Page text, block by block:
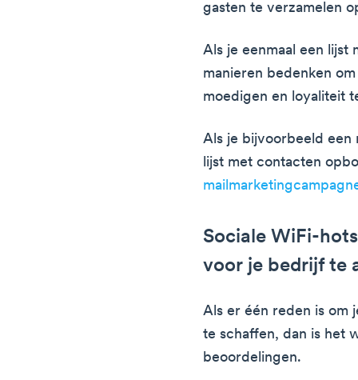
gasten te verzamelen
Als je eenmaal een lijst
manieren bedenken
moedigen en loyaliteit
Als je bijvoorbeeld een
lijst met contacten
Sociale WiFi-
voor je bedrijf te
Als er één reden is om
te schaffen, dan is het
beoordelingen.